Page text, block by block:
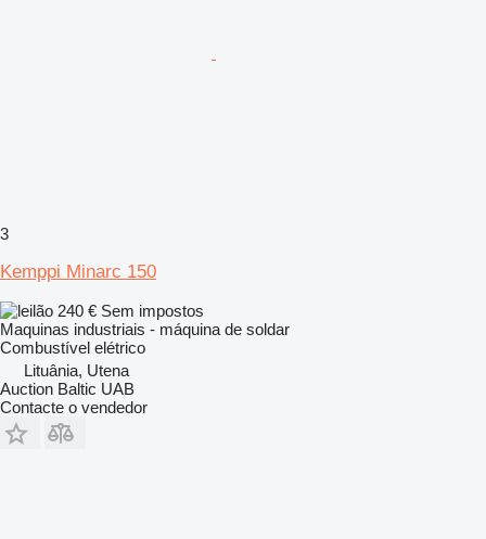
3
Kemppi Minarc 150
240 € Sem impostos
Maquinas industriais - máquina de soldar
Combustível elétrico
Lituânia, Utena
Auction Baltic UAB
Contacte o vendedor